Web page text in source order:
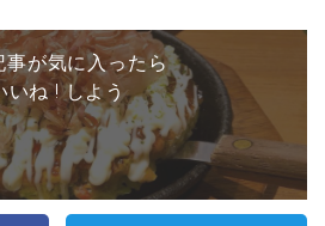
事が気に入ったら
いね ! しよう